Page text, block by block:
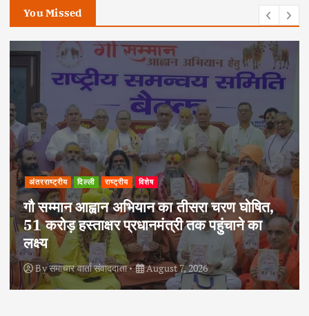
You Missed
अपराध दिल्ली राष्ट्रीय
दोहरे हत्याकांड का वांछित आरोपी क्राइम ब्रांच के
हत्थे चढ़ा, नौ आपराधिक मामलों में रहा है शामिल
Byसमाचार वार्ता संवाददाता August 6, 2026